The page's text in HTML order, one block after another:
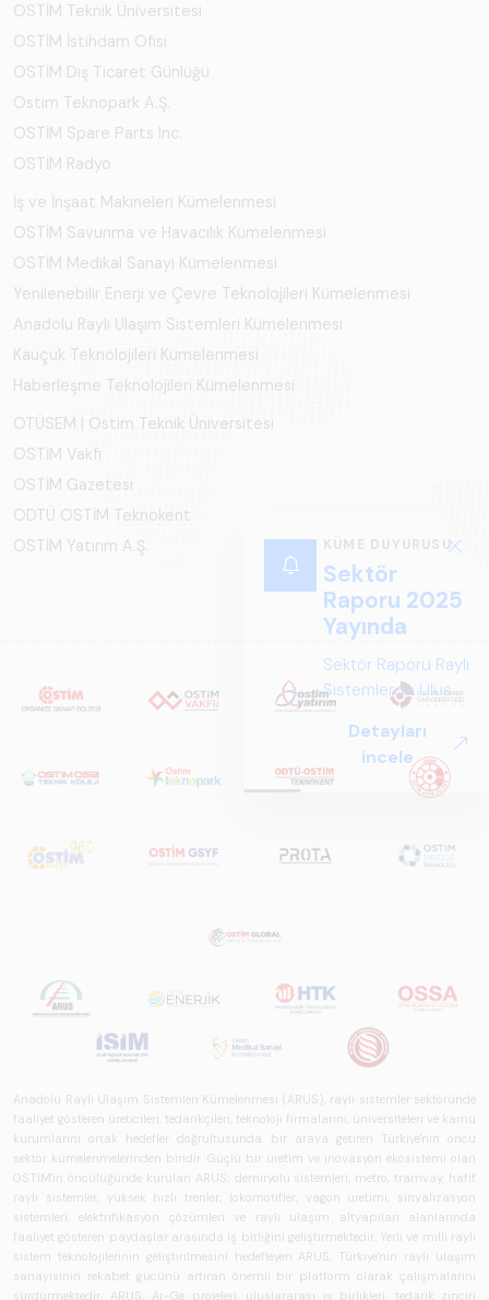
KÜME DUYURUSU
Sektör
Raporu 2025
Yayında
Sektör Raporu Raylı
Sistemlerde Ulusal
ve Küresel
Perspektif ARUS
tarafından
hazırlanan "Raylı
Perspektif – Sektör
sektörünü teknoloji
ekosistem yapısı
ve gelecek
perspektifi
açısından kapsamlı
biçimde ele alan
bir referans
çalışmasıdır.
Detayları
incele
OSTİM Teknik Üniversitesi
OSTİM İstihdam Ofisi
OSTİM Dış Ticaret Günlüğü
Ostim Teknopark A.Ş.
OSTİM Spare Parts Inc.
OSTİM Radyo
İş ve İnşaat Makineleri Kümelenmesi
OSTİM Savunma ve Havacılık Kümelenmesi
OSTİM Medikal Sanayi Kümelenmesi
Yenilenebilir Enerji ve Çevre Teknolojileri Kümelenmesi
Anadolu Raylı Ulaşım Sistemleri Kümelenmesi
Kauçuk Teknolojileri Kümelenmesi
Haberleşme Teknolojileri Kümelenmesi
OTÜSEM | Ostim Teknik Üniversitesi
OSTİM Vakfı
OSTİM Gazetesi
ODTÜ OSTİM Teknokent
OSTİM Yatırım A.Ş.
Anadolu Raylı Ulaşım Sistemleri Kümelenmesi (ARUS), raylı sistemler sektöründe
faaliyet gösteren üreticileri, tedarikçileri, teknoloji firmalarını, üniversiteleri ve kamu
kurumlarını ortak hedefler doğrultusunda bir araya getiren Türkiye'nin öncü
sektör kümelenmelerinden biridir. Güçlü bir üretim ve inovasyon ekosistemi olan
OSTİM'in öncülüğünde kurulan ARUS; demiryolu sistemleri, metro, tramvay, hafif
raylı sistemler, yüksek hızlı trenler, lokomotifler, vagon üretimi, sinyalizasyon
sistemleri, elektrifikasyon çözümleri ve raylı ulaşım altyapıları alanlarında
faaliyet gösteren paydaşlar arasında iş birliğini geliştirmektedir. Yerli ve milli raylı
sistem teknolojilerinin geliştirilmesini hedefleyen ARUS, Türkiye'nin raylı ulaşım
sanayisinin rekabet gücünü artıran önemli bir platform olarak çalışmalarını
sürdürmektedir. ARUS; Ar-Ge projeleri, uluslararası iş birlikleri, tedarik zinciri